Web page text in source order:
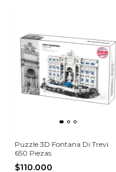
Puzzle 3D Fontana Di Trevi
650 Piezas
$110.000